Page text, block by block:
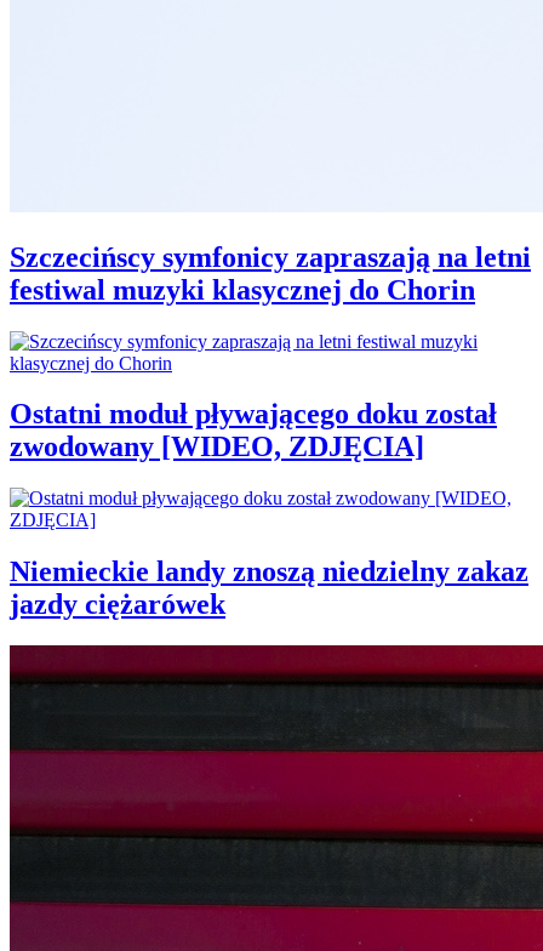
Szczecińscy symfonicy zapraszają na letni
festiwal muzyki klasycznej do Chorin
Ostatni moduł pływającego doku został
zwodowany [WIDEO, ZDJĘCIA]
Niemieckie landy znoszą niedzielny zakaz
jazdy ciężarówek